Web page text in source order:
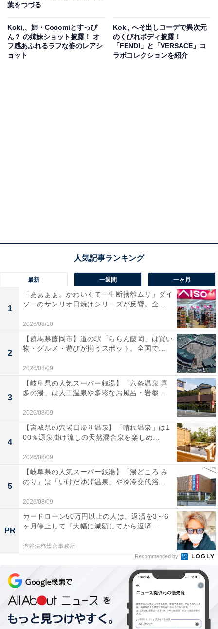
葉をつづる
Koki,、姉・Cocomiとすっぴ
ん？ の姉妹ショット披露！ オ
フ感あふれるラフな姿のレアシ
ョット
Koki, へそ出しコーデで異次元
のくびれボディ披露！
「FENDI」と「VERSACE」コ
ラボコレクションを紹介
最新 一週間 一ヶ月
1
「あぁぁぁ。かわいくて一生断捨離ムリ」ダイ
ソーのサンリオ日焼けシリーズが反響。全...
2026/08/10
2
【群馬県藤岡市】道の駅「ららん藤岡」は買い
物・グルメ・遊びが揃うスポット。全国で...
2026/08/09
3
【岐阜県の人気スーパー銭湯】「六条温泉 喜
多の湯」は人工温泉や多彩なお風呂・岩盤...
2026/08/09
4
【宮城県の穴場日帰り温泉】「晴れ温泉」は1
00％源泉掛け流しの天然混合泉を楽しめ...
2026/08/09
5
【岐阜県の人気スーパー銭湯】「湯どころ み
のり」は「いけだゆげ温泉」や冷冷交代浴...
2026/08/09
PR
カードローン50万円以上の人は、返済を3～6
ヶ月停止して『大幅に減額してから返済...
渋谷法務総合事務所
Recommended by